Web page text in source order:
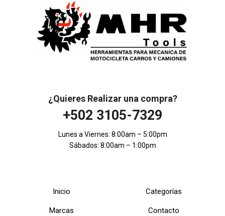
¿Quieres Realizar una compra?
+502 3105-7329
Lunes a Viernes: 8:00am – 5:00pm
Sábados: 8:00am – 1:00pm
Inicio Categorías
Marcas Contacto